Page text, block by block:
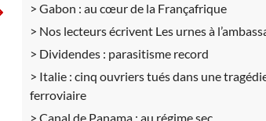
Gabon : au cœur de la Françafrique
Nos lecteurs écrivent Les urnes à
Dividendes : parasitisme record
Italie : cinq ouvriers tués dans une
ferroviaire
Canal de Panama : au régime sec